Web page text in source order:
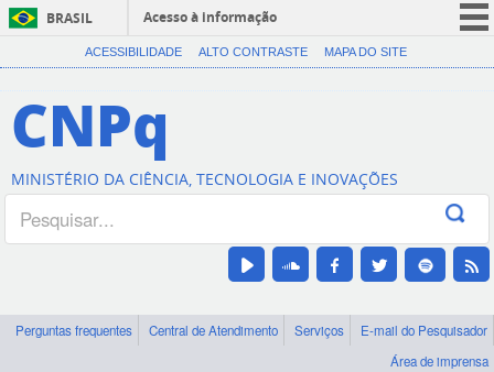
BRASIL
Acesso à informação
CORONAVÍRUS (COVID-19)
Canais
ACESSIBILIDADE ALTO CONTRASTE MAPA DO SITE
CNPq
MINISTÉRIO DA CIÊNCIA, TECNOLOGIA E INOVAÇÕES
Perguntas frequentes Central de Atendimento Serviços
E-mail do Pesquisador
Área de imprensa